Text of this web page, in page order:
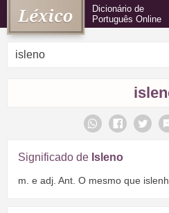
Dicionário de
Português Online
Significado de Isleno
m. e adj. Ant. O mesmo que